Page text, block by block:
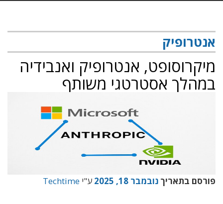
אנטרופיק
מיקרוסופט, אנטרופיק ואנבידיה
במהלך אסטרטגי משותף
פורסם בתאריך נובמבר 18, 2025 ע"י Techtime